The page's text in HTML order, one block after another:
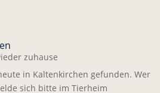
zuhause
in Kaltenkirchen gefunden. Wer
sich bitte im Tierheim